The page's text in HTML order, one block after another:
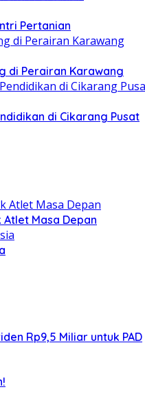
Pertanian
di Perairan Karawang
di Cikarang Pusat
Atlet Masa Depan
Rp9,5 Miliar untuk PAD